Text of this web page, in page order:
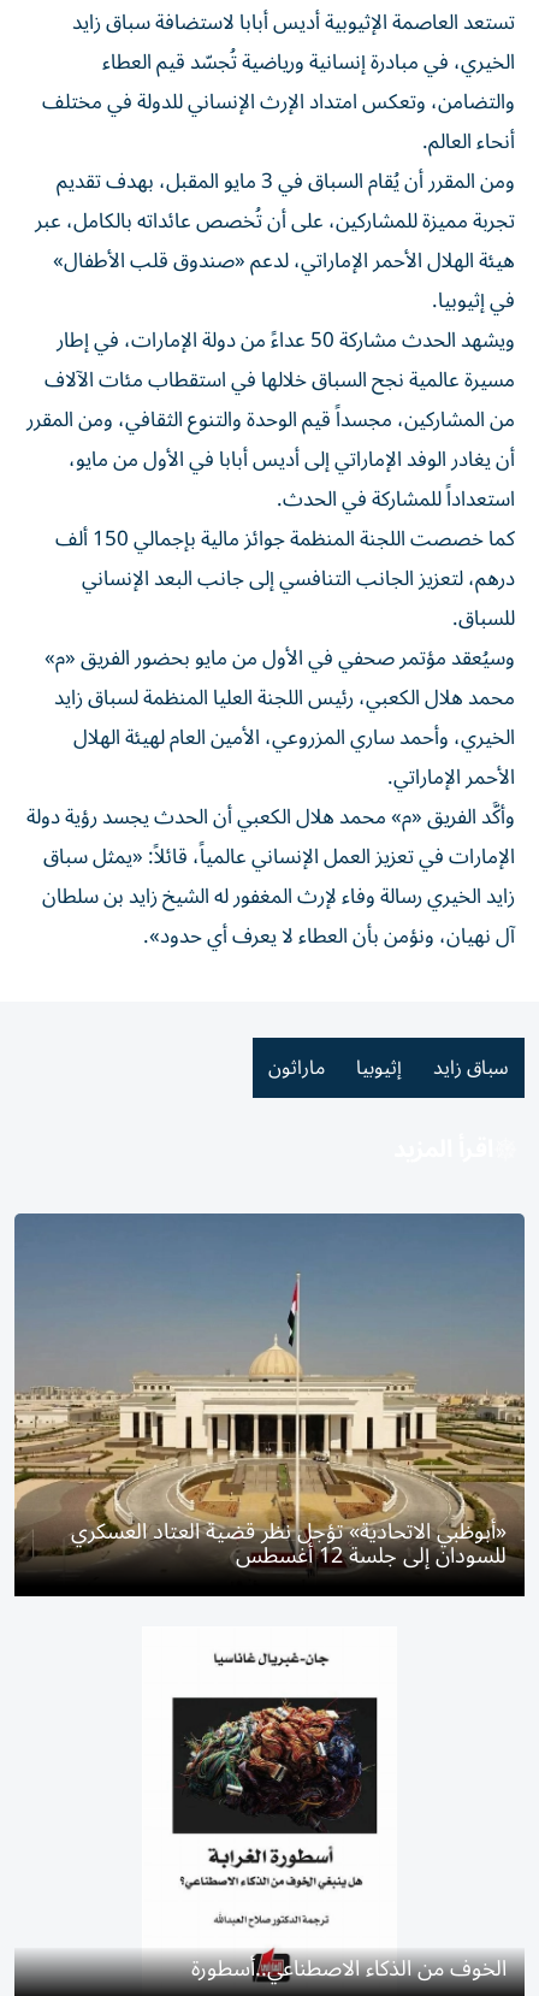
تستعد العاصمة الإثيوبية أديس أبابا لاستضافة سباق زايد
الخيري، في مبادرة إنسانية ورياضية تُجسّد قيم العطاء
والتضامن، وتعكس امتداد الإرث الإنساني للدولة في مختلف
أنحاء العالم.
ومن المقرر أن يُقام السباق في 3 مايو المقبل، بهدف تقديم
تجربة مميزة للمشاركين، على أن تُخصص عائداته بالكامل، عبر
هيئة الهلال الأحمر الإماراتي، لدعم «صندوق قلب الأطفال»
في إثيوبيا.
ويشهد الحدث مشاركة 50 عداءً من دولة الإمارات، في إطار
مسيرة عالمية نجح السباق خلالها في استقطاب مئات الآلاف
من المشاركين، مجسداً قيم الوحدة والتنوع الثقافي، ومن المقرر
أن يغادر الوفد الإماراتي إلى أديس أبابا في الأول من مايو،
استعداداً للمشاركة في الحدث.
كما خصصت اللجنة المنظمة جوائز مالية بإجمالي 150 ألف
درهم، لتعزيز الجانب التنافسي إلى جانب البعد الإنساني
للسباق.
وسيُعقد مؤتمر صحفي في الأول من مايو بحضور الفريق «م»
محمد هلال الكعبي، رئيس اللجنة العليا المنظمة لسباق زايد
الخيري، وأحمد ساري المزروعي، الأمين العام لهيئة الهلال
الأحمر الإماراتي.
وأكَّد الفريق «م» محمد هلال الكعبي أن الحدث يجسد رؤية دولة
الإمارات في تعزيز العمل الإنساني عالمياً، قائلاً: «يمثل سباق
زايد الخيري رسالة وفاء لإرث المغفور له الشيخ زايد بن سلطان
آل نهيان، ونؤمن بأن العطاء لا يعرف أي حدود».
سباق زايد إثيوبيا ماراثون
«أبوظبي الاتحادية» تؤجل نظر قضية العتاد العسكري
للسودان إلى جلسة 12 أغسطس
الخوف من الذكاء الاصطناعي..أسطورة